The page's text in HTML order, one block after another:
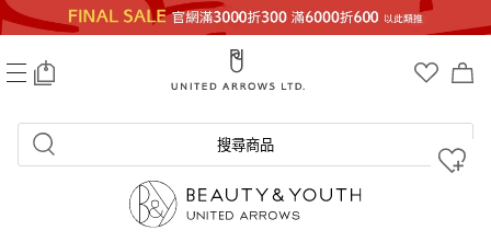
搜尋商品